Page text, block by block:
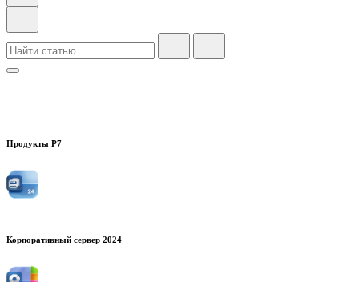
Продукты Р7
Корпоративный сервер 2024